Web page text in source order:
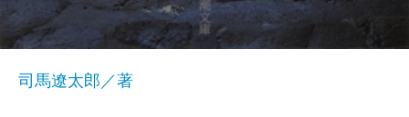
司馬遼太郎／著